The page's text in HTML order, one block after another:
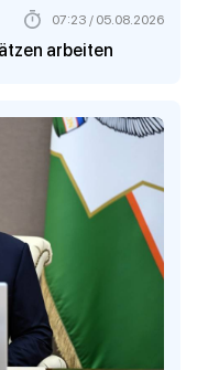
arbeiten
07:23 / 05.08.2026